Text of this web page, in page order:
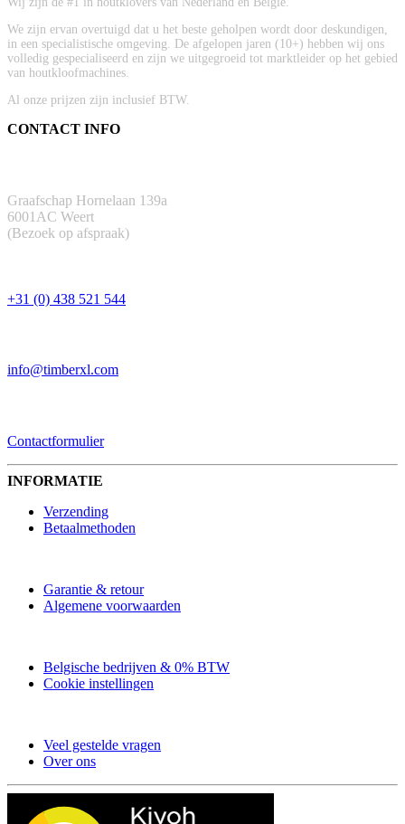
We zijn ervan overtuigd dat u het beste geholpen wordt door deskundigen,
in een specialistische omgeving. De afgelopen jaren (10+) hebben wij ons
volledig gespecialiseerd en zijn we uitgegroeid tot marktleider op het gebied
van houtkloofmachines.
Al onze prijzen zijn inclusief BTW.
CONTACT INFO
Graafschap Hornelaan 139a
6001AC Weert
(Bezoek op afspraak)
+31 (0) 438 521 544
info@timberxl.com
Contactformulier
INFORMATIE
Verzending
Betaalmethoden
Garantie & retour
Algemene voorwaarden
Belgische bedrijven & 0% BTW
Cookie instellingen
Veel gestelde vragen
Over ons